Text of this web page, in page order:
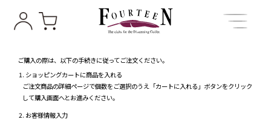
ご購入の際は、以下の手続きに従ってご注文ください。
ショッピングカートに商品を入れる
ご注文商品の詳細ページで個数をご選択のうえ「カートに入れる」ボタンをクリック
して購入画面へとお進みください。
お客様情報入力